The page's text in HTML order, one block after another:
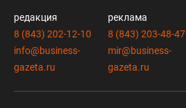
редакция
8 (843) 202-12-10
info@business-
gazeta.ru
реклама
8 (843) 203-48-47
mir@business-
gazeta.ru